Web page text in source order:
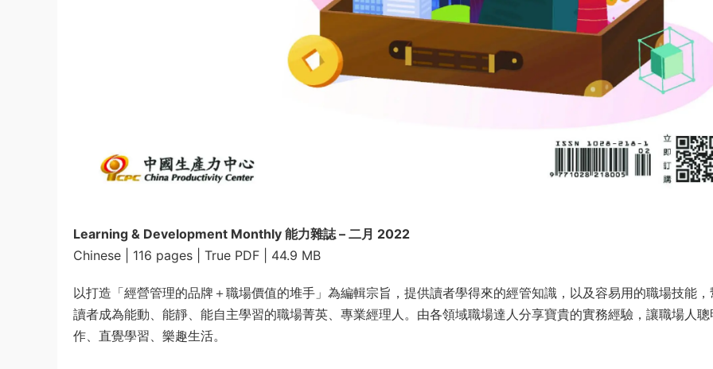
Learning & Development Monthly 能力雜誌 – 二月 2022
Chinese | 116 pages | True PDF | 44.9 MB
以打造「經營管理的品牌＋職場價值的堆手」為編輯宗旨，提供讀者學得來的經管知識，以及容易用的職場技能，
讀者成為能動、能靜、能自主學習的職場菁英、專業經理人。由各領域職場達人分享寶貴的實務經驗，讓職場人聰
作、直覺學習、樂趣生活。